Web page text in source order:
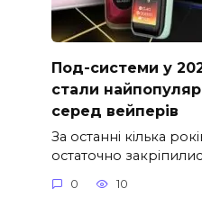
Под-системи у
стали
серед вейперів
За останні кілька
остаточно
0 10